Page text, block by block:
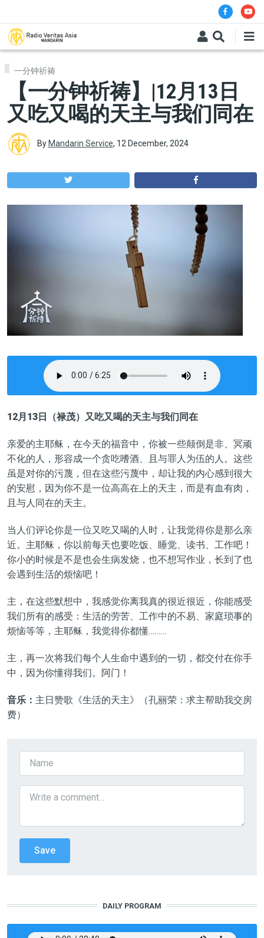
一分钟祈祷
【一分钟祈祷】|12月13日
又吃又喝的天主与我们同在
By Mandarin Service, 12 December, 2024
12月 13日（禄茂） 又吃又喝的天主与我们同在
亲爱的主耶稣，在今天的福音中，你被一些颠倒是非、冥顽
不化的人，形容成一个贪吃嗜酒、且与罪人为伍的人。这些
虽是对你的污蔑，但在这些污蔑中，却让我的内心感到很大
的安慰，因为你不是一位高高在上的天主，而是有血有肉，
且与人同在的天主。
当人们评论你是一位又吃又喝的人时，让我觉得你是那么亲
近。主耶稣 ， 你以前每天也要吃饭、睡觉、读书、工作吧！
你小的时候是不是也会生病发烧，也不想写作业，长到了也
会遇到生活的烦恼吧！
主，在这些默想中，我感觉你离我真的很近很近，你能感受
我们所有的感受：生活的劳苦、工作中的不易、家庭琐事的
烦恼等等，主耶稣，我觉得你都懂………
主，再一次将我们每个人生命中遇到的一切，都交付在你手
中，因为你懂得我们。 阿门 ！
音乐： 主日赞歌《生活的天主》（孔丽荣：求主帮助我交房
费）
DAILY PROGRAM